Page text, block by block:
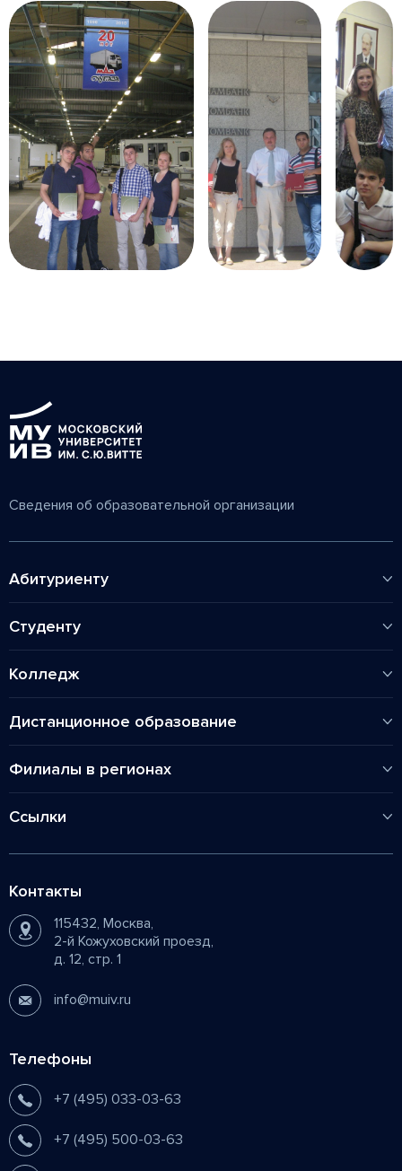
Сведения об образовательной организации
Абитуриенту
Высшее
Магистратура
Общежитие
Студенту
Факультет Управления
Аспирантура
Карьера
Колледж
Специальности
Стоимость обучения
Дистанционное образование
Процесс обучения
Вопросы - ответы
Филиалы в регионах
Сергиев Посад
Ростов-на-Дону
Ссылки
Новости
Политика обработки персональных данных
Контакты
115432, Москва,
2-й Кожуховский проезд,
д. 12, стр. 1
info@muiv.ru
Телефоны
+7 (495) 033-03-63
+7 (495) 500-03-63